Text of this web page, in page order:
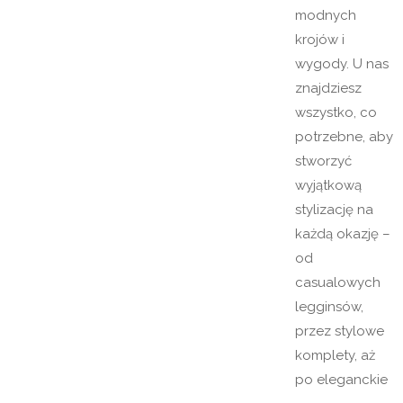
modnych
krojów i
wygody. U nas
znajdziesz
wszystko, co
potrzebne, aby
stworzyć
wyjątkową
stylizację na
każdą okazję –
od
casualowych
legginsów,
przez stylowe
komplety, aż
po eleganckie